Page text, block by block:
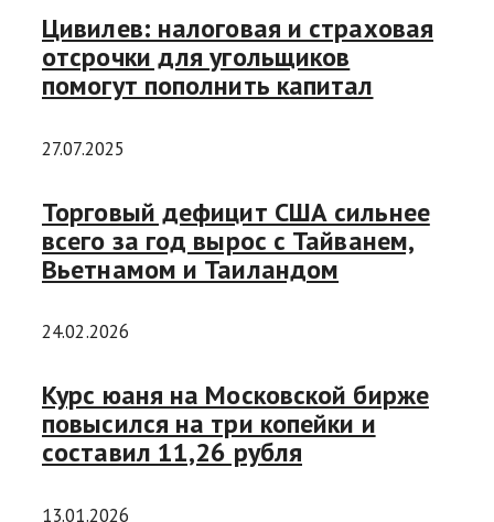
Цивилев: налоговая и страховая
отсрочки для угольщиков
помогут пополнить капитал
27.07.2025
Торговый дефицит США сильнее
всего за год вырос с Тайванем,
Вьетнамом и Таиландом
24.02.2026
Курс юаня на Московской бирже
повысился на три копейки и
составил 11,26 рубля
13.01.2026